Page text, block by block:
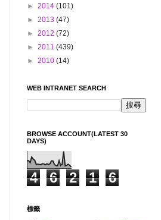
► 2014 (101)
► 2013 (47)
► 2012 (72)
► 2011 (439)
► 2010 (14)
WEB INTRANET SEARCH
BROWSE ACCOUNT(LATEST 30
DAYS)
4 6 2 1 6
標籤